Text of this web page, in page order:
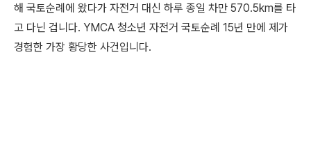
해 국토순례에 왔다가 자전거 대신 하루 종일 차만 570.5km를 타
고 다닌 겁니다. YMCA 청소년 자전거 국토순례 15년 만에 제가
경험한 가장 황당한 사건입니다.